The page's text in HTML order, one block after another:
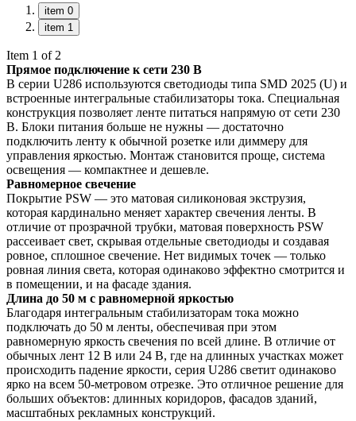
item 0
item 1
Item 1 of 2
Прямое подключение к сети 230 В
В серии U286 используются светодиоды типа SMD 2025 (U) и
встроенные интегральные стабилизаторы тока. Специальная
конструкция позволяет ленте питаться напрямую от сети 230
В. Блоки питания больше не нужны — достаточно
подключить ленту к обычной розетке или диммеру для
управления яркостью. Монтаж становится проще, система
освещения — компактнее и дешевле.
Равномерное свечение
Покрытие PSW — это матовая силиконовая экструзия,
которая кардинально меняет характер свечения ленты. В
отличие от прозрачной трубки, матовая поверхность PSW
рассеивает свет, скрывая отдельные светодиоды и создавая
ровное, сплошное свечение. Нет видимых точек — только
ровная линия света, которая одинаково эффектно смотрится и
в помещении, и на фасаде здания.
Длина до 50 м с равномерной яркостью
Благодаря интегральным стабилизаторам тока можно
подключать до 50 м ленты, обеспечивая при этом
равномерную яркость свечения по всей длине. В отличие от
обычных лент 12 В или 24 В, где на длинных участках может
происходить падение яркости, серия U286 светит одинаково
ярко на всем 50-метровом отрезке. Это отличное решение для
больших объектов: длинных коридоров, фасадов зданий,
масштабных рекламных конструкций.